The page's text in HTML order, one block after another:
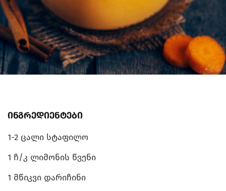
ინგრედიენტები
1-2 ცალი სტაფილო
1 ჩ/კ ლიმონის წვენი
1 მწიკვი დარიჩინი